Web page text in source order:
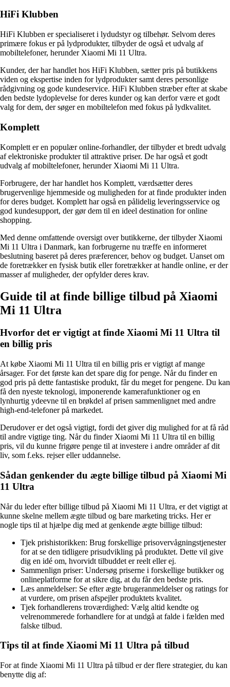
HiFi Klubben
HiFi Klubben er specialiseret i lydudstyr og tilbehør. Selvom deres
primære fokus er på lydprodukter, tilbyder de også et udvalg af
mobiltelefoner, herunder Xiaomi Mi 11 Ultra.
Kunder, der har handlet hos HiFi Klubben, sætter pris på butikkens
viden og ekspertise inden for lydprodukter samt deres personlige
rådgivning og gode kundeservice. HiFi Klubben stræber efter at skabe
den bedste lydoplevelse for deres kunder og kan derfor være et godt
valg for dem, der søger en mobiltelefon med fokus på lydkvalitet.
Komplett
Komplett er en populær online-forhandler, der tilbyder et bredt udvalg
af elektroniske produkter til attraktive priser. De har også et godt
udvalg af mobiltelefoner, herunder Xiaomi Mi 11 Ultra.
Forbrugere, der har handlet hos Komplett, værdsætter deres
brugervenlige hjemmeside og muligheden for at finde produkter inden
for deres budget. Komplett har også en pålidelig leveringsservice og
god kundesupport, der gør dem til en ideel destination for online
shopping.
Med denne omfattende oversigt over butikkerne, der tilbyder Xiaomi
Mi 11 Ultra i Danmark, kan forbrugerne nu træffe en informeret
beslutning baseret på deres præferencer, behov og budget. Uanset om
de foretrækker en fysisk butik eller foretrækker at handle online, er der
masser af muligheder, der opfylder deres krav.
Guide til at finde billige tilbud på Xiaomi
Mi 11 Ultra
Hvorfor det er vigtigt at finde Xiaomi Mi 11 Ultra til
en billig pris
At købe Xiaomi Mi 11 Ultra til en billig pris er vigtigt af mange
årsager. For det første kan det spare dig for penge. Når du finder en
god pris på dette fantastiske produkt, får du meget for pengene. Du kan
få den nyeste teknologi, imponerende kamerafunktioner og en
lynhurtig ydeevne til en brøkdel af prisen sammenlignet med andre
high-end-telefoner på markedet.
Derudover er det også vigtigt, fordi det giver dig mulighed for at få råd
til andre vigtige ting. Når du finder Xiaomi Mi 11 Ultra til en billig
pris, vil du kunne frigøre penge til at investere i andre områder af dit
liv, som f.eks. rejser eller uddannelse.
Sådan genkender du ægte billige tilbud på Xiaomi Mi
11 Ultra
Når du leder efter billige tilbud på Xiaomi Mi 11 Ultra, er det vigtigt at
kunne skelne mellem ægte tilbud og bare marketing tricks. Her er
nogle tips til at hjælpe dig med at genkende ægte billige tilbud:
Tjek prishistorikken: Brug forskellige prisovervågningstjenester
for at se den tidligere prisudvikling på produktet. Dette vil give
dig en idé om, hvorvidt tilbuddet er reelt eller ej.
Sammenlign priser: Undersøg priserne i forskellige butikker og
onlineplatforme for at sikre dig, at du får den bedste pris.
Læs anmeldelser: Se efter ægte brugeranmeldelser og ratings for
at vurdere, om prisen afspejler produktets kvalitet.
Tjek forhandlerens troværdighed: Vælg altid kendte og
velrenommerede forhandlere for at undgå at falde i fælden med
falske tilbud.
Tips til at finde Xiaomi Mi 11 Ultra på tilbud
For at finde Xiaomi Mi 11 Ultra på tilbud er der flere strategier, du kan
benytte dig af: